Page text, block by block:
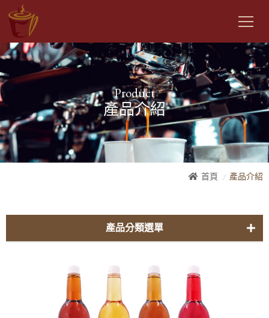
Product
產品介紹
首頁 產品介紹
產品分類選單
冷熱飲機專用粉料